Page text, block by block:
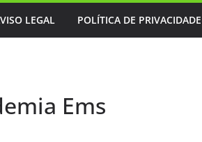
LEGAL POLÍTICA DE PRIVACIDADE
Ems